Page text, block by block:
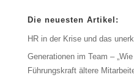
Die neuesten Artikel:
HR in der Krise und das
Generationen im Team –
Führungskraft ältere